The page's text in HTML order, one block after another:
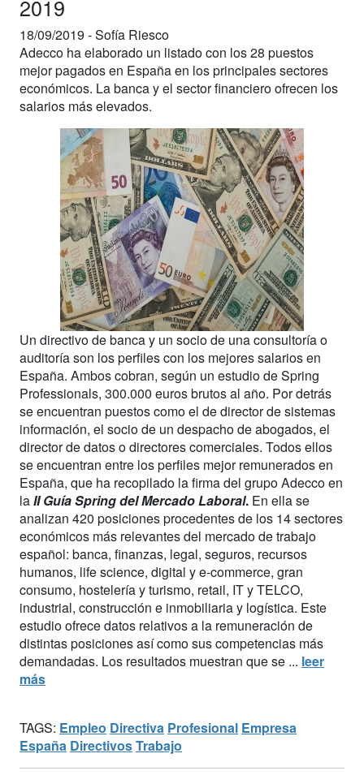
2019
18/09/2019 -Sofía Riesco
Adecco ha elaborado un listado con los 28 puestos
mejor pagados en España en los principales sectores
económicos. La banca y el sector financiero ofrecen los
salarios más elevados.
Un directivo de banca y un socio de una consultoría o
auditoría son los perfiles con los mejores salarios en
España. Ambos cobran, según un estudio de Spring
Professionals, 300.000 euros brutos al año. Por detrás
se encuentran puestos como el de director de sistemas
información, el socio de un despacho de abogados, el
director de datos o directores comerciales. Todos ellos
se encuentran entre los perfiles mejor remunerados en
España, que ha recopilado la firma del grupo Adecco en
laII Guía Spring del Mercado Laboral. En ella se
analizan 420 posiciones procedentes de los 14 sectores
económicos más relevantes del mercado de trabajo
español: banca, finanzas, legal, seguros, recursos
humanos, life science, digital y e-commerce, gran
consumo, hostelería y turismo, retail, IT y TELCO,
industrial, construcción e inmobiliaria y logística. Este
estudio ofrece datos relativos a la remuneración de
distintas posiciones así como sus competencias más
demandadas. Los resultados muestran que se ... leer
más
TAGS: Empleo Directiva Profesional Empresa
España DirectivosTrabajo